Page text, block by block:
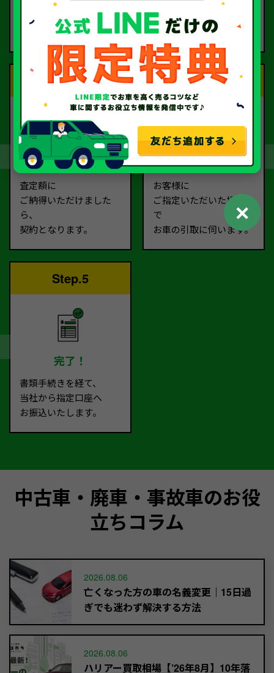
ムより
ご依頼ください。
お電話で回答いたしま
す。
Step.3
契約
査定額に
ご納得いただけました
ら、
契約となります。
Step.4
お引取り
お客様に
ご指定いただいた場所ま
で
お車の引取に伺います。
Step.5
完了！
書類手続きを経て、
当社から指定口座へ
お振込いたします。
中古車・廃車・事故車のお役
立ちコラム
2026.08.06
亡くなった方の車の名義変更｜15日過
ぎでも迷わず解決する方法
2026.08.06
ハリアー買取相場【’26年8月】10年落
✕